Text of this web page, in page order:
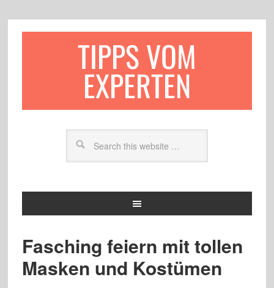
TIPPS VOM
EXPERTEN
Fasching feiern mit tollen
Masken und Kostümen